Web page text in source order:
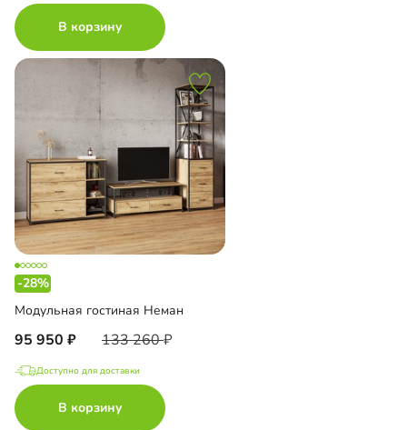
В корзину
-28%
Модульная гостиная Неман
95 950 133 260
Доступно для доставки
В корзину